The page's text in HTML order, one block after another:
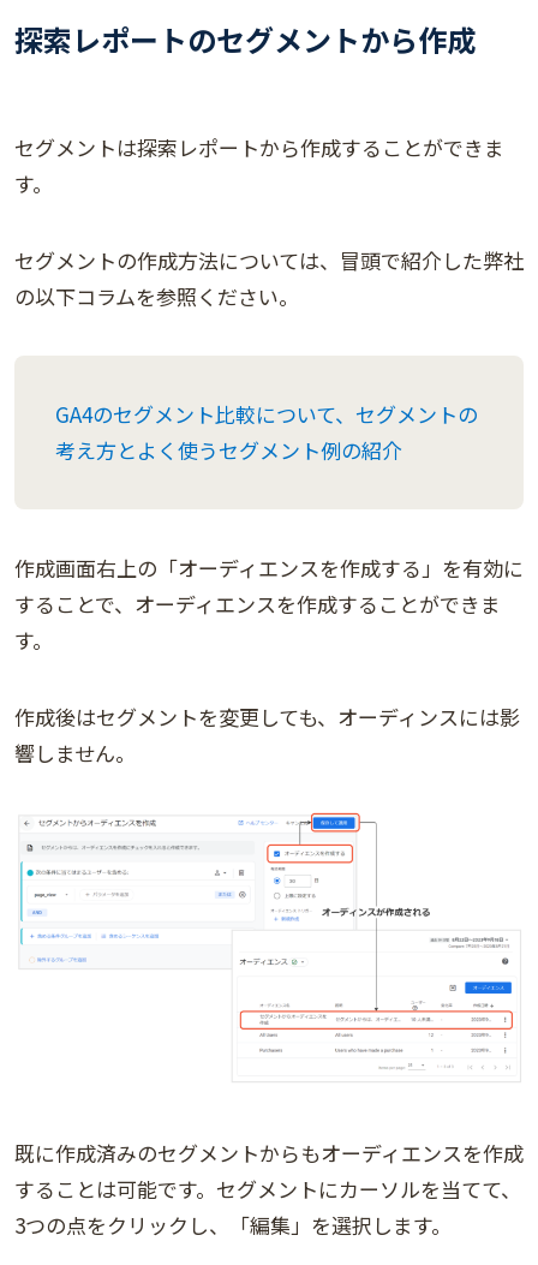
探索レポートのセグメントから作成
セグメントは探索レポートから作成することができま
す。
セグメントの作成方法については、冒頭で紹介した弊社
の以下コラムを参照ください。
GA4のセグメント比較について、セグメントの
考え方とよく使うセグメント例の紹介
作成画面右上の「オーディエンスを作成する」を有効に
することで、オーディエンスを作成することができま
す。
作成後はセグメントを変更しても、オーディンスには影
響しません。
既に作成済みのセグメントからもオーディエンスを作成
することは可能です。セグメントにカーソルを当てて、
3つの点をクリックし、「編集」を選択します。